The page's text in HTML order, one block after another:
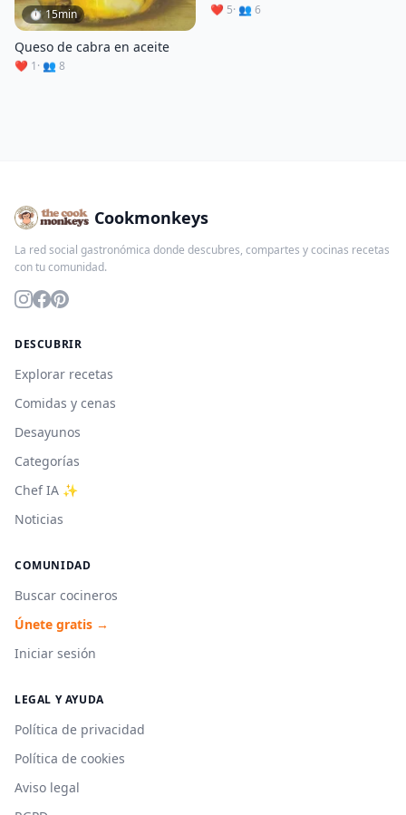
⏱ 15min
Queso de cabra en aceite
❤️ 1· 👥 8
❤️ 5· 👥 6
Cookmonkeys
La red social gastronómica donde descubres, compartes y cocinas recetas
con tu comunidad.
DESCUBRIR
Explorar recetas
Comidas y cenas
Desayunos
Categorías
Chef IA ✨
Noticias
COMUNIDAD
Buscar cocineros
Únete gratis →
Iniciar sesión
LEGAL Y AYUDA
Política de privacidad
Política de cookies
Aviso legal